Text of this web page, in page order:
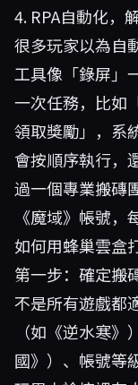
4. RPA自動化，
很多玩家以為自
工具像「錄屏」
一次任務，比
領取獎勵」，系
會按順序執行，
過一個專業搬磚
《魔域》帳號，
如何用蜂巢雲盒
第一步：確定搬
不是所有遊戲都
（如《逆水寒
國》）、帳號等